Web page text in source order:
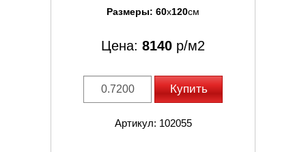
Размеры: 60x120см
Цена: 8140 р/м2
Купить
Артикул: 102055